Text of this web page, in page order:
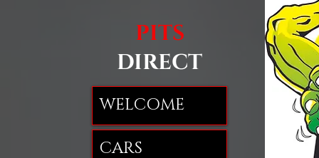
PITS
DIRECT
WELCOME
CARS